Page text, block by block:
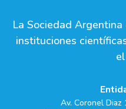
La Sociedad
instituciones
Av. Coronel Diaz